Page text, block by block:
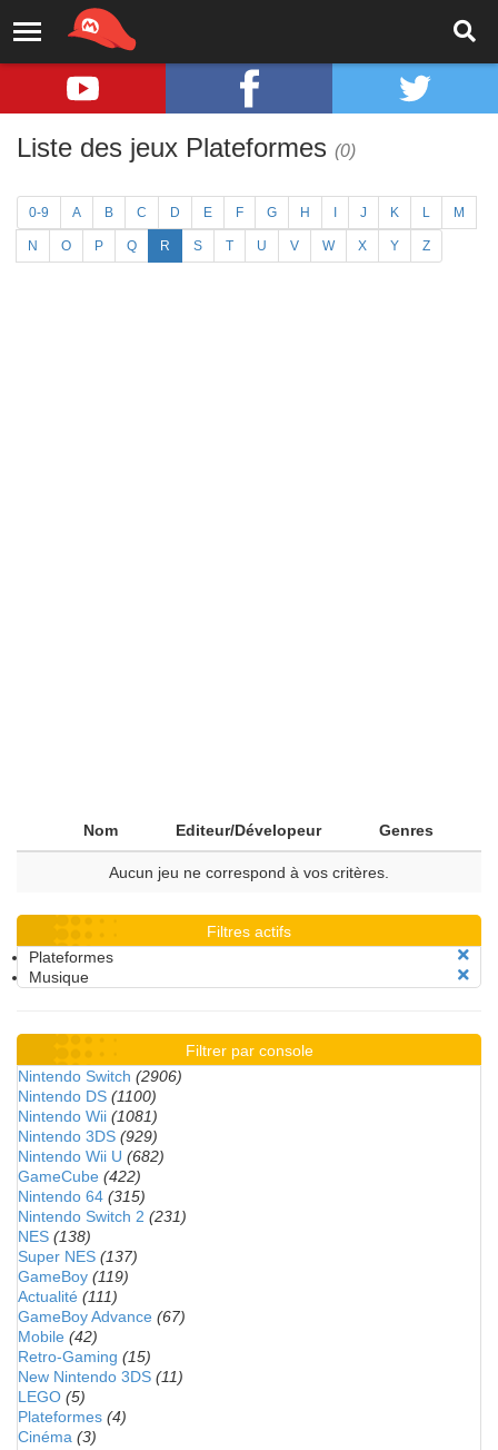
Liste des jeux Plateformes (0)
0-9 A B C D E F G H J K L M
N O P Q R S T U V W X Y Z
Nom Editeur/Dévelopeur Genres
Aucun jeu ne correspond à vos critères.
Filtres actifs
Plateformes
Musique
Filtrer par console
Nintendo Switch (2906)
Nintendo DS (1100)
Nintendo Wii (1081)
Nintendo 3DS (929)
Nintendo Wii U (682)
GameCube (422)
Nintendo 64 (315)
Nintendo Switch 2 (231)
NES (138)
Super NES (137)
GameBoy (119)
Actualité (111)
GameBoy Advance (67)
Mobile (42)
Retro-Gaming (15)
New Nintendo 3DS (11)
LEGO (5)
Plateformes (4)
Cinéma (3)